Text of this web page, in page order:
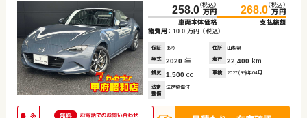
258.0（税込）
万円
車両本体価格
268.0（税込）
万円
支払総額
諸費用： 10.0 万円 （税込）
保証 あり 住所
山梨県
年式
2020 年 走行 22,400 km
排気 1,500 cc 車検 2027(R9)年04月
法定
整備
法定整備付